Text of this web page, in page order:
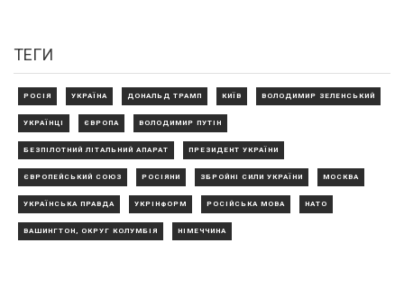
ТЕГИ
РОСІЯ УКРАЇНА ДОНАЛЬД ТРАМП КИЇВ ВОЛОДИМИР ЗЕЛЕНСЬКИЙ
УКРАЇНЦІ ЄВРОПА ВОЛОДИМИР ПУТІН
БЕЗПІЛОТНИЙ ЛІТАЛЬНИЙ АПАРАТ ПРЕЗИДЕНТ УКРАЇНИ
ЄВРОПЕЙСЬКИЙ СОЮЗ РОСІЯНИ ЗБРОЙНІ СИЛИ УКРАЇНИ МОСКВА
УКРАЇНСЬКА ПРАВДА УКРІНФОРМ РОСІЙСЬКА МОВА НАТО
ВАШИНГТОН, ОКРУГ КОЛУМБІЯ НІМЕЧЧИНА